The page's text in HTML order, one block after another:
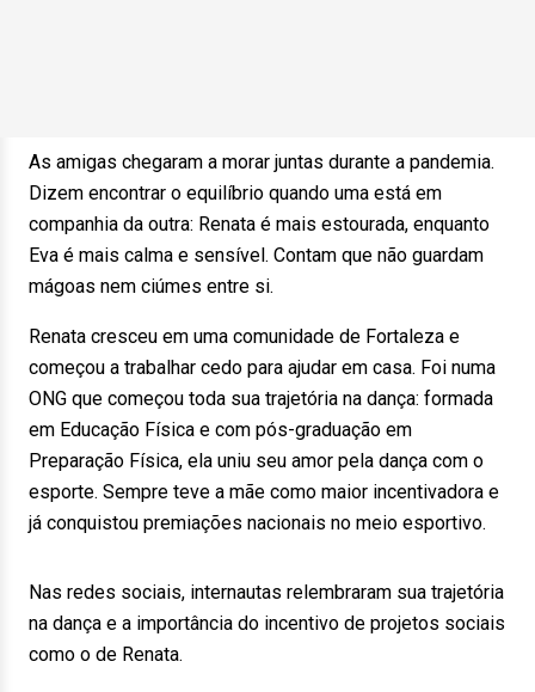
As amigas chegaram a morar juntas durante a pandemia.
Dizem encontrar o equilíbrio quando uma está em
companhia da outra: Renata é mais estourada, enquanto
Eva é mais calma e sensível. Contam que não guardam
mágoas nem ciúmes entre si.
Renata cresceu em uma comunidade de Fortaleza e
começou a trabalhar cedo para ajudar em casa. Foi numa
ONG que começou toda sua trajetória na dança: formada
em Educação Física e com pós-graduação em
Preparação Física, ela uniu seu amor pela dança com o
esporte. Sempre teve a mãe como maior incentivadora e
já conquistou premiações nacionais no meio esportivo.
Nas redes sociais, internautas relembraram sua trajetória
na dança e a importância do incentivo de projetos sociais
como o de Renata.